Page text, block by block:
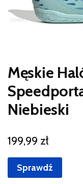
Męskie
Niebieski
199,99 zł
Sprawdź